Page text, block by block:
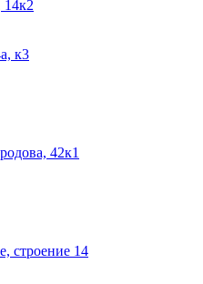
14к2
к3
42к1
строение 14